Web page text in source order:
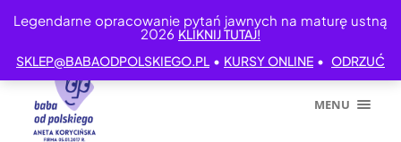
Legendarne opracowanie pytań jawnych na maturę ustną
2026 KLIKNIJ TUTAJ!
SKLEP@BABAODPOLSKIEGO.PL • KURSY ONLINE • ODRZUĆ
MENU